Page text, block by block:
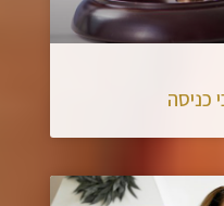
כניסה